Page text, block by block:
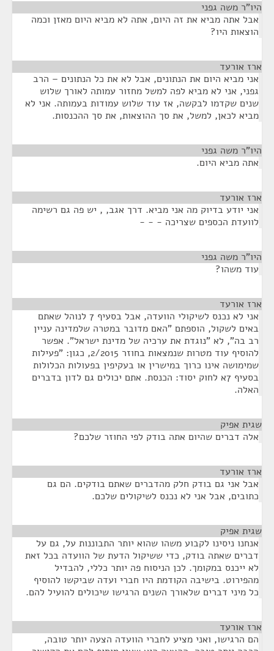
היו"ר משה גפני
אבל אתה מביא את זה היום, אתה לא מביא היום מאזן וכמה
הוצאות היו?
ארז אורעד
אני מביא היום את הנתונים, אבל לא את כל הנתונים – הרב
גפני, אני לא מביא לפה למשל מחזור עמותה לאורך שלוש
שנים שקדמו לבקשה, אז עוד שלוש עמודות בעמותה. אני לא
מביא לכאן, למשל, את סך ההוצאות, את סך ההכנסות.
היו"ר משה גפני
אתה מביא היום.
ארז אורעד
אני יודע בדיוק מה אני מביא. דרך אגב, , יש פה גם רשימה
לוועדת הכספים שצריכה - - -
היו"ר משה גפני
עוד משהו?
ארז אורעד
אני לא נכנס לשיקולי הוועדה, אבל בסעיף 7 לנוהל שאתם
באים לשקול, הוספתם "האם מדובר במטרה שלמדינה עניין
רב בה", לא "נוגדת את ערכיה של מדינת ישראל". אפשר
להוסיף עוד מטרות שנמצאות בחוזר 2/2015, כגון: "פעילות
שמימושה אינו כרוך במישרין או בעקיפין בפעולות הכלולות
בסעיף 7א לחוק יסוד: הכנסת. אתם יכולים גם לדון בדברים
האלה.
שגית אפיק
אלה דברים שהיום אתה בודק לפי החוזר שלכם?
ארז אורעד
אבל אני גם בודק חלק מהדברים שאתם בודקים. הם גם
כתובים, אבל אני לא נכנס לשיקולים שלכם.
שגית אפיק
אנחנו ניסינו לקבוע משהו שהוא יותר התבוננות על, גם על
דברים שאתה בודק, כדי ששיקול הדעת של הוועדה בכל זאת
לא ייכנס במקומך. לכן הניסוח פה יותר כללי, להבדיל
מהפירוט. בישיבה הקודמת היו חברי ועדה שביקשו להוסיף
כל מיני דברים שלאורך השנים הרגישו שיכולים להועיל להם.
ארז אורעד
הם הרגישו, ואני מציע לחברי הוועדה הצעה יותר טובה,